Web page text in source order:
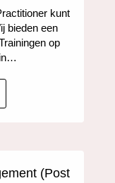
kunt
bieden een
op
(Post